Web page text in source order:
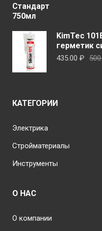
KimTec
герметик
435.00 ₽
КАТЕГОРИИ
Электрика
Стройматериалы
Инструменты
О НАС
О компании